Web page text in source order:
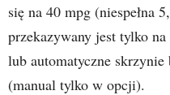
się na 40 mpg (niespełna
przekazywany jest tylko
lub automatyczne skrzynie
(manual tylko w opcji).